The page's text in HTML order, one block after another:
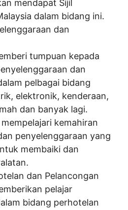
mendapat Sijil
dalam bidang ini.
dan
tumpuan kepada
dan
pelbagai bidang
elektronik, kenderaan,
dan banyak lagi.
kemahiran
penyelenggaraan yang
membaiki dan
dan Pelancongan
pelajar
bidang perhotelan